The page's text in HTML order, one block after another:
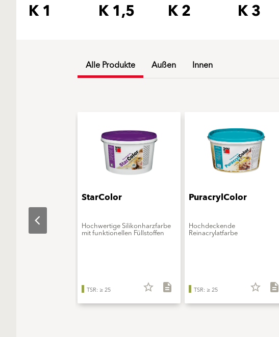
K 1 K 1,5 K 2 K 3
Alle Produkte Außen Innen
- ELF extra
StarColor
Hochwertige Silikonharzfarbe
mit funktionellen Füllstoffen
TSR: ≥ 25 star_border description
PuracrylColor
Hochdeckende
Reinacrylatfarbe
TSR: ≥ 25 star_border description